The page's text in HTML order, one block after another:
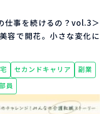
仕事を続けるの？vol.3＞
容で開花。小さな変化に
セカンドキャリア
副業
員